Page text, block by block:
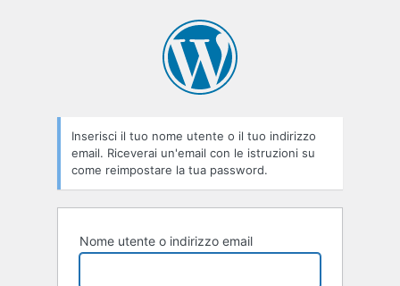
Inserisci il tuo nome utente o il tuo indirizzo
email. Riceverai un'email con le istruzioni su
come reimpostare la tua password.
Nome utente o indirizzo email